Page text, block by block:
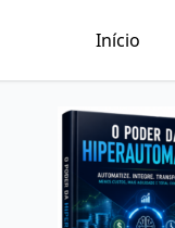
Início